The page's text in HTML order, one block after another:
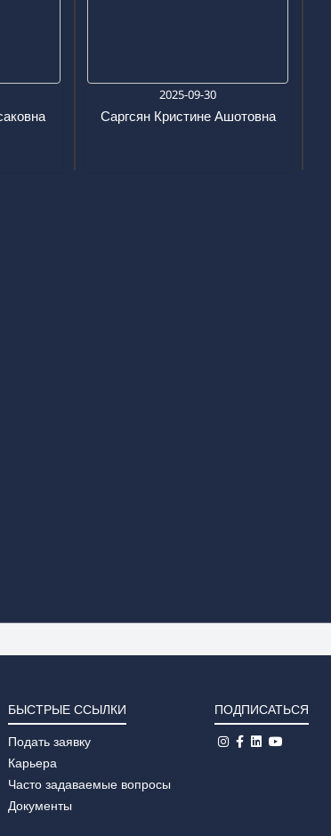
2025-09-30
Саргсян Кристине Ашотовна
БЫСТРЫЕ ССЫЛКИ
Подать заявку
Карьера
Часто задаваемые вопросы
Документы
ПОДПИСАТЬСЯ